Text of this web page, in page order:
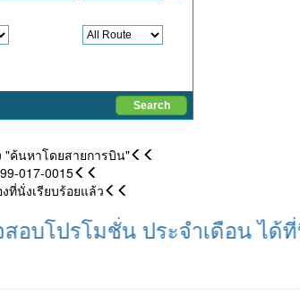
"ค้นหาโดยสายการบิน"
017-0015
ที่นั่งเรียบร้อยแล้ว
รโมชั่น ประจำเดือน ได้ที่นี้ !!